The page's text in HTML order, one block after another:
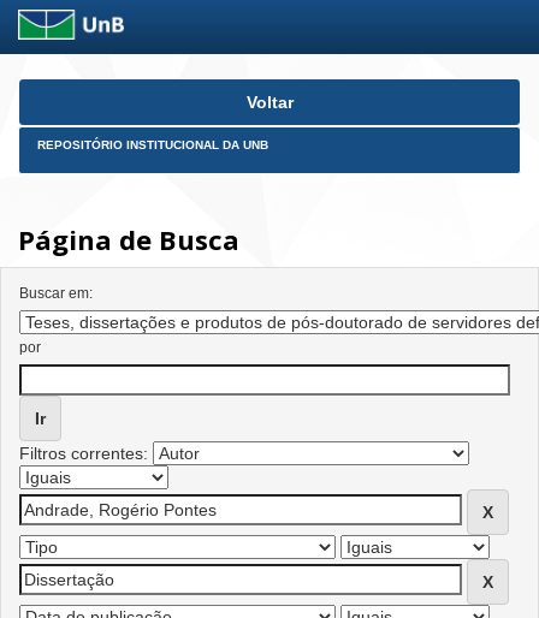
Skip
Voltar
REPOSITÓRIO INSTITUCIONAL DA UNB
Página de Busca
Buscar em:
por
Filtros correntes: